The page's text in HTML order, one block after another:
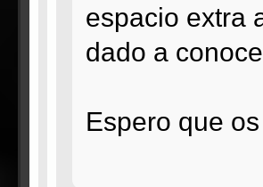
espacio extra
dado a
Espero que